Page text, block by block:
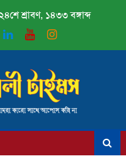
শ্রাবণ, ১৪৩৩ বঙ্গাব্দ